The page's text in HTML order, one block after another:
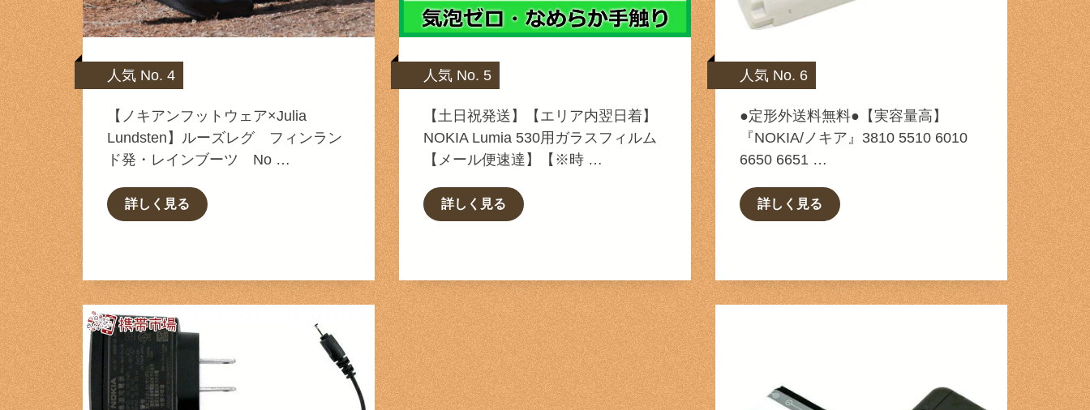
人気 No. 4
【ノキアンフットウェア×Julia
Lundsten】ルーズレグ フィンラン
ド発・レインブーツ No …
詳しく見る
人気 No. 5
【土日祝発送】【エリア内翌日着】
NOKIA Lumia 530用ガラスフィルム
【メール便速達】【※時 …
詳しく見る
人気 No. 6
●定形外送料無料●【実容量高】
『NOKIA/ノキア』3810 5510 6010
6650 6651 …
詳しく見る